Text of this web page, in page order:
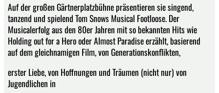
Auf der großen Gärtnerplatzbühne präsentieren sie singend,
tanzend und spielend Tom Snows Musical Footloose. Der
Musicalerfolg aus den 80er Jahren mit so bekannten Hits wie
Holding out for a Hero oder Almost Paradise erzählt, basierend
auf dem gleichnamigen Film, von Generationskonflikten,
erster Liebe, von Hoffnungen und Träumen (nicht nur) von
Jugendlichen in